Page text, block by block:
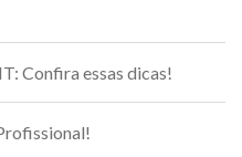
Confira essas dicas!